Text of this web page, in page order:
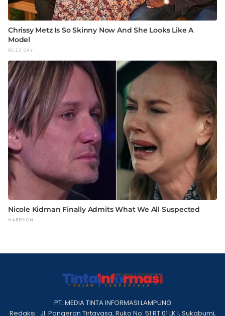
PT. MEDIA TINTA INFORMASI LAMPUNG
Redaksi : Jl. Pangeran Tirtayasa, Ruko No. 51 RT 01 LK I, Sukabumi,